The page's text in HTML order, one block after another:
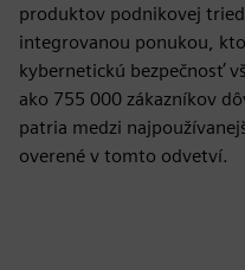
produktov podnikovej
integrovanou ponukou,
kybernetickú bezpečnosť
ako 755 000 zákazníkov
patria medzi
overené v tomto odvetví.